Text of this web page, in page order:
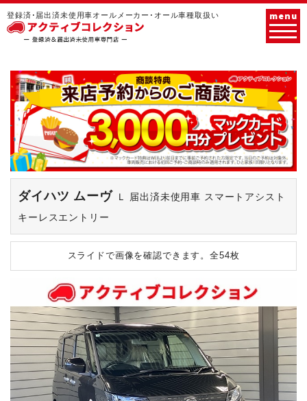
登録済･届出済未使用車オールメーカー･オール車種取扱い menu
ダイハツ ムーヴ Ｌ 届出済未使用車 スマートアシスト
キーレスエントリー
スライドで画像を確認できます。全54枚